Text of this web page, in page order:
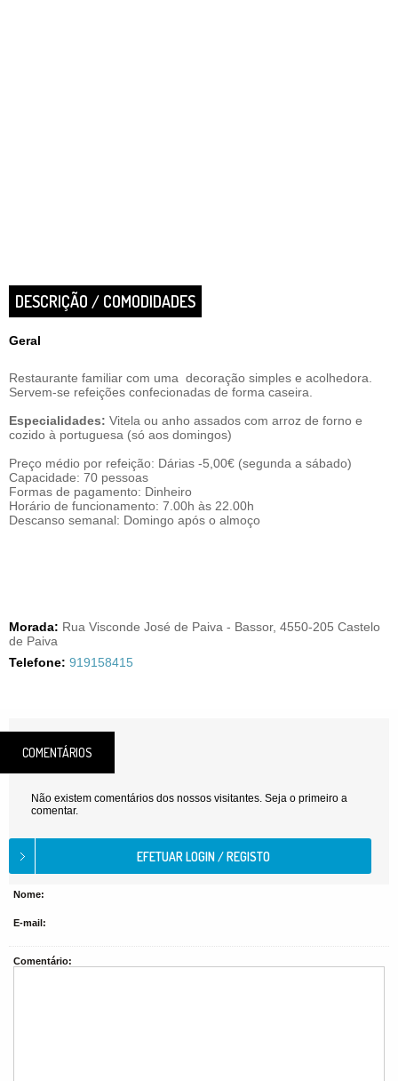
DESCRIÇÃO / COMODIDADES
Geral
Restaurante familiar com uma decoração simples e acolhedora.
Servem-se refeições confecionadas de forma caseira.
Especialidades: Vitela ou anho assados com arroz de forno e
cozido à portuguesa (só aos domingos)
Preço médio por refeição: Dárias -5,00€ (segunda a sábado)
Capacidade: 70 pessoas
Formas de pagamento: Dinheiro
Horário de funcionamento: 7.00h às 22.00h
Descanso semanal: Domingo após o almoço
Morada: Rua Visconde José de Paiva - Bassor, 4550-205 Castelo
de Paiva
Telefone: 919158415
COMENTÁRIOS
Não existem comentários dos nossos visitantes. Seja o primeiro a
comentar.
Nome:
E-mail:
Comentário: